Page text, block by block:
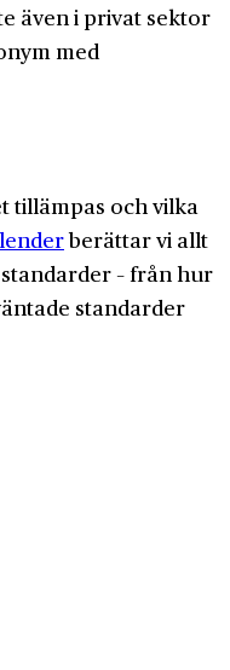
även i privat sektor
med
tillämpas och vilka
berättar vi allt
– från hur
standarder